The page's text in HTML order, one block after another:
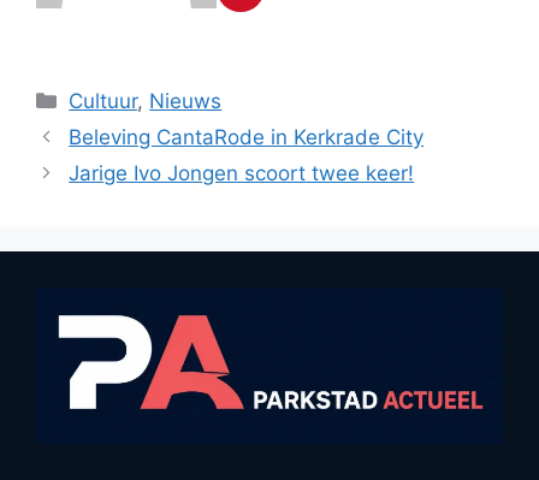
Categorieën
Cultuur, Nieuws
Beleving CantaRode in Kerkrade City
Jarige Ivo Jongen scoort twee keer!